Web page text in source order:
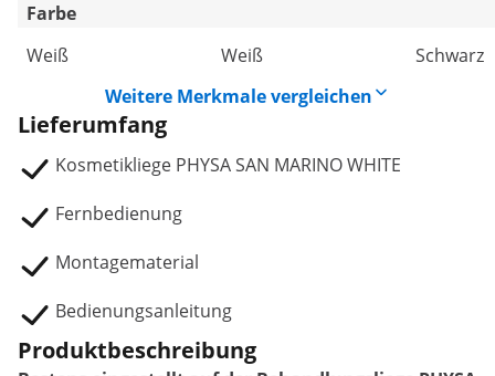
Farbe
Weiß
Weiß
Schwarz
Weitere Merkmale vergleichen
Lieferumfang
Kosmetikliege PHYSA SAN MARINO WHITE
Fernbedienung
Montagematerial
Bedienungsanleitung
Produktbeschreibung